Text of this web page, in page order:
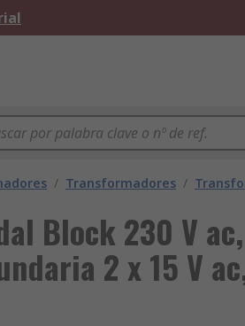
/ Transformadores /
Block 230 V
2 x 15 V